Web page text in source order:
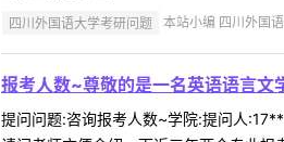
四川外国语大学考研问题 本站小编 四川外国
报考人数~尊敬的是一名英语语言文
提问问题:咨询报考人数~学院:提问人